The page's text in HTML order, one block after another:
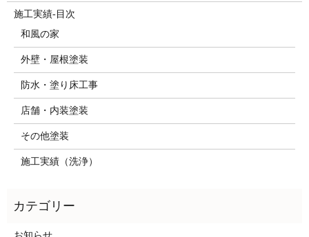
施工実績-目次
和風の家
外壁・屋根塗装
防水・塗り床工事
店舗・内装塗装
その他塗装
施工実績（洗浄）